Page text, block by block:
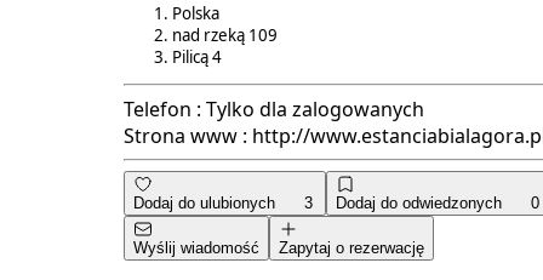
Polska
nad rzeką 109
Pilicą4
Telefon : Tylko dla zalogowanych
Strona www : http://
Dodaj do ulubionych 3 Dodaj do odwiedzonych 0
Wyślij wiadomość Zapytaj o rezerwację